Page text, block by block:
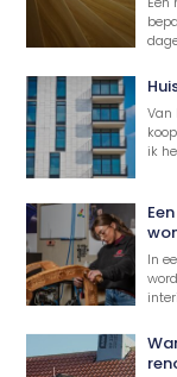
Van
ik
In